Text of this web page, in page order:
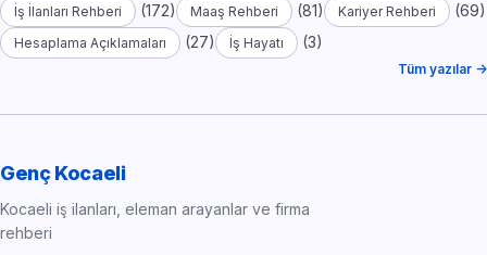
İş İlanları Rehberi
(172) Maaş Rehberi (81) Kariyer Rehberi (69)
Hesaplama Açıklamaları (27) İş Hayatı (3)
Tüm yazılar →
Genç Kocaeli
Kocaeli iş ilanları, eleman arayanlar ve firma
rehberi